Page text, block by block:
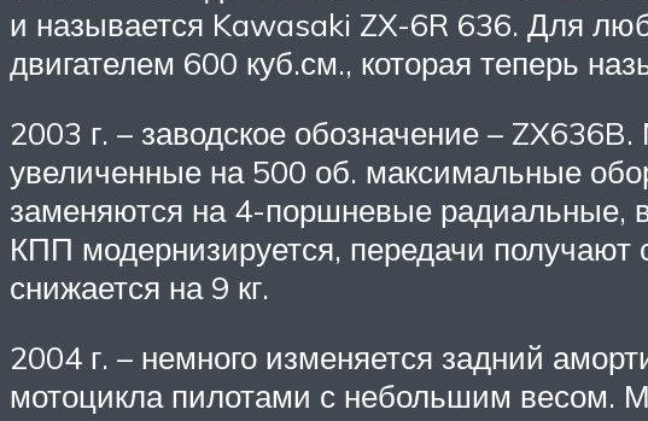
и называется Kawasaki ZX-6R 636. Для
двигателем 600 куб.см., которая теперь
2003 г. – заводское обозначение –
увеличенные на 500 об. максимальные
заменяются на 4-поршневые радиальные,
КПП модернизируется, передачи
снижается на 9 кг.
2004 г. – немного изменяется задний
мотоцикла пилотами с небольшим весом.